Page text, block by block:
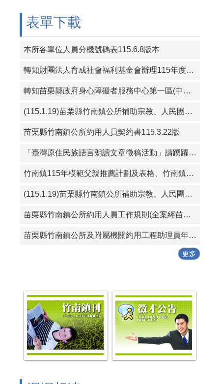
表單下載
本所各單位人員分機號碼表115.6.8版本
轉知財團法人育成社會福利基金會辦理115年度「從CRPD到ISP－專業人員支持身心障礙者積極參與個別化服務計畫研習課程」報名簡章資料
轉知苗栗縣政府身心障礙者服務中心第一區(中華民國珍珠社會福利服務協會承辦)辦理「一家心聚系列宣導活動」第1次活動簡章
(115.1.19)苗栗縣竹南鎮公所補助宗教、人民團體活動實施要點
苗栗縣竹南鎮公所約用人員契約書115.3.22版
「臺灣原住民族語言朗讀文章徵稿活動」請踴躍投稿
竹南鎮115年模範父親推薦計劃及表格、竹南鎮115好人好事代表推薦計畫及表格
(115.1.19)苗栗縣竹南鎮公所補助宗教、人民團體活動實施要點
苗栗縣竹南鎮公所約用人員工作規則(全案經苗栗縣政府115年1月19日府勞資字第1150005614號同意備查)
苗栗縣竹南鎮公所及附屬機關約用工程助理員年終考核紀錄表
更多